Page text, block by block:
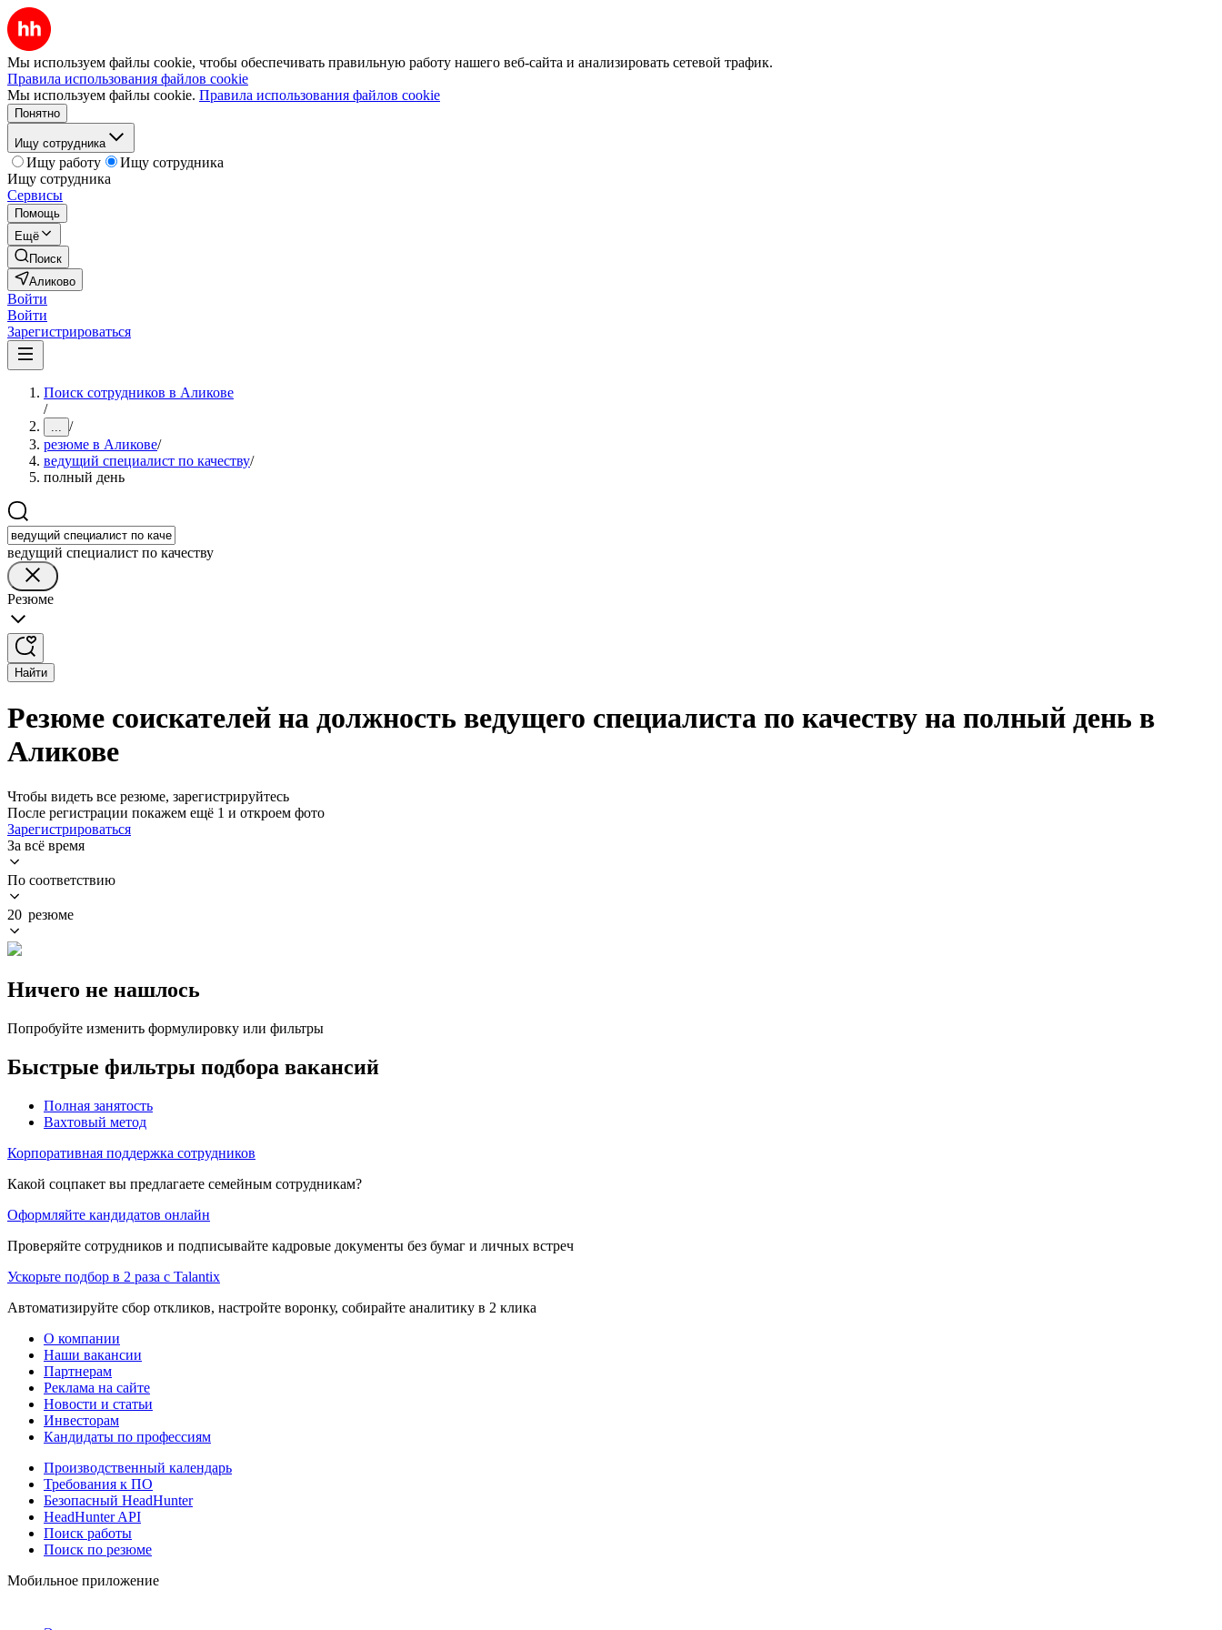
Мы используем файлы cookie, чтобы обеспечивать правильную работу нашего веб-сайта и анализировать сетевой трафик.
Правила использования файлов cookie
Мы используем файлы cookie. Правила использования файлов cookie
Понятно
Ищу сотрудника
Ищу работу
Ищу сотрудника
Ищу сотрудника
Сервисы
Помощь
Ещё
Поиск
Аликово
Войти
Войти
Зарегистрироваться
Поиск сотрудников в Аликове
/
... /
резюме в Аликове/
ведущий специалист по качеству/
полный день
ведущий специалист по качеству
Резюме
Найти
Резюме соискателей на должность ведущего специалиста по качеству на полный день в
Аликове
Чтобы видеть все резюме, зарегистрируйтесь
После регистрации покажем ещё 1 и откроем фото
Зарегистрироваться
За всё время
По соответствию
20 резюме
Ничего не нашлось
Попробуйте изменить формулировку или фильтры
Быстрые фильтры подбора вакансий
Полная занятость
Вахтовый метод
Корпоративная поддержка сотрудников
Какой соцпакет вы предлагаете семейным сотрудникам?
Оформляйте кандидатов онлайн
Проверяйте сотрудников и подписывайте кадровые документы без бумаг и личных встреч
Ускорьте подбор в 2 раза с Talantix
Автоматизируйте сбор откликов, настройте воронку, собирайте аналитику в 2 клика
О компании
Наши вакансии
Партнерам
Реклама на сайте
Новости и статьи
Инвесторам
Кандидаты по профессиям
Производственный календарь
Требования к ПО
Безопасный HeadHunter
HeadHunter API
Поиск работы
Поиск по резюме
Мобильное приложение